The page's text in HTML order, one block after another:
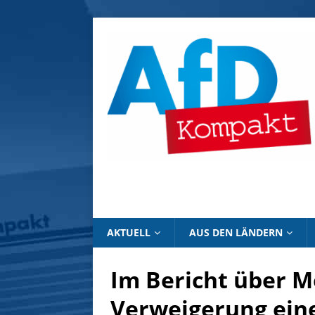
AKTUELL AUS DEN LÄNDERN
Im Bericht über
Verweigerung